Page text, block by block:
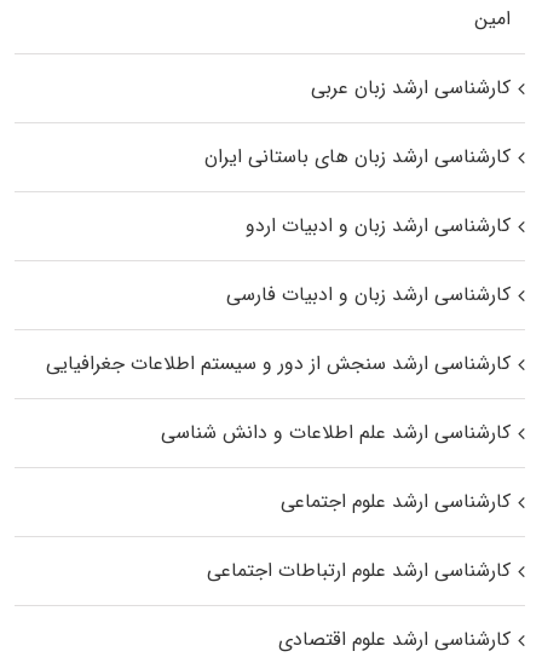
اﻣﻴﻦ
کارشناسی ارشد زبان عربی
کارشناسی ارشد زبان‌ های باستانی ایران
کارشناسی ارشد زبان و ادبیات اردو
کارشناسی ارشد زبان و ادبیات فارسی
کارشناسی ارشد سنجش از دور و سیستم اطلاعات جغرافیایی
کارشناسی ارشد علم اطلاعات و دانش شناسی
کارشناسی ارشد علوم اجتماعی
کارشناسی ارشد علوم ارتباطات اجتماعی
کارشناسی ارشد علوم اقتصادی